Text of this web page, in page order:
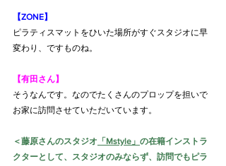
【ZONE】
ピラティスマットをひいた場所がすぐスタジオに早
変わり、ですものね。
【有田さん】
そうなんです。なのでたくさんのプロップを担いで
お家に訪問させていただいています。
＜藤原さんのスタジオ 「Mstyle」 の在籍インストラ
クターとして、スタジオのみならず、訪問でもピラ